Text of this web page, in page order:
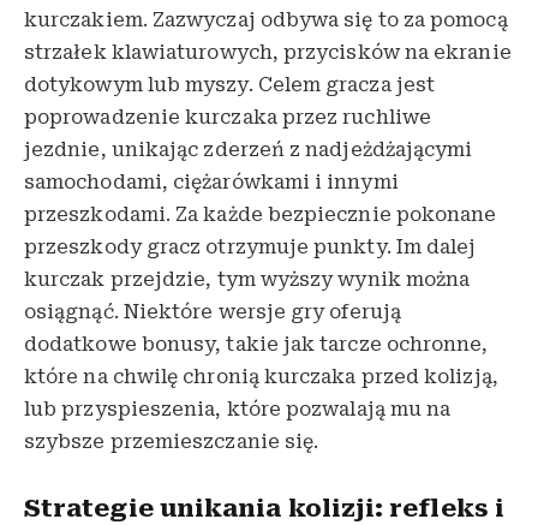
kurczakiem. Zazwyczaj odbywa się to za pomocą
strzałek klawiaturowych, przycisków na ekranie
dotykowym lub myszy. Celem gracza jest
poprowadzenie kurczaka przez ruchliwe
jezdnie, unikając zderzeń z nadjeżdżającymi
samochodami, ciężarówkami i innymi
przeszkodami. Za każde bezpiecznie pokonane
przeszkody gracz otrzymuje punkty. Im dalej
kurczak przejdzie, tym wyższy wynik można
osiągnąć. Niektóre wersje gry oferują
dodatkowe bonusy, takie jak tarcze ochronne,
które na chwilę chronią kurczaka przed kolizją,
lub przyspieszenia, które pozwalają mu na
szybsze przemieszczanie się.
Strategie unikania kolizji: refleks i